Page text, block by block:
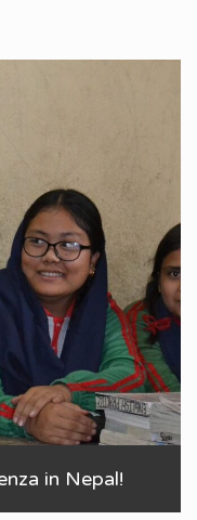
in Nepal!